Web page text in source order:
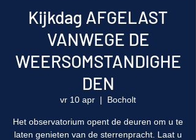
Kijkdag AFGELAST
VANWEGE DE
WEERSOMSTANDIGHE
DEN
vr 10 apr
  |
Bocholt
Het observatorium opent de deuren om u te
laten genieten van de sterrenpracht. Laat u